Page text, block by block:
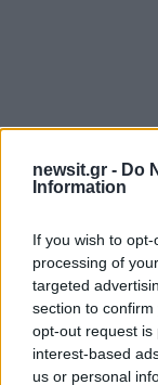
newsit.gr - Do
Information
If you wish to
processing of
targeted
section to
opt-out request is
interest-based
us or personal